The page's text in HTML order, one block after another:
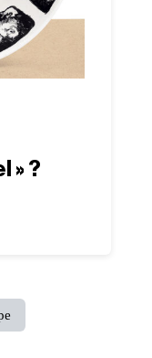
» ?